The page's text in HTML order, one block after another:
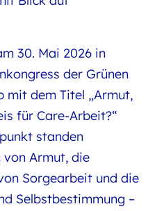
30. Mai 2026 in
der Grünen
mit dem Titel „Armut,
für Care-Arbeit?“
standen
von Armut, die
Sorgearbeit und die
Selbstbestimmung –